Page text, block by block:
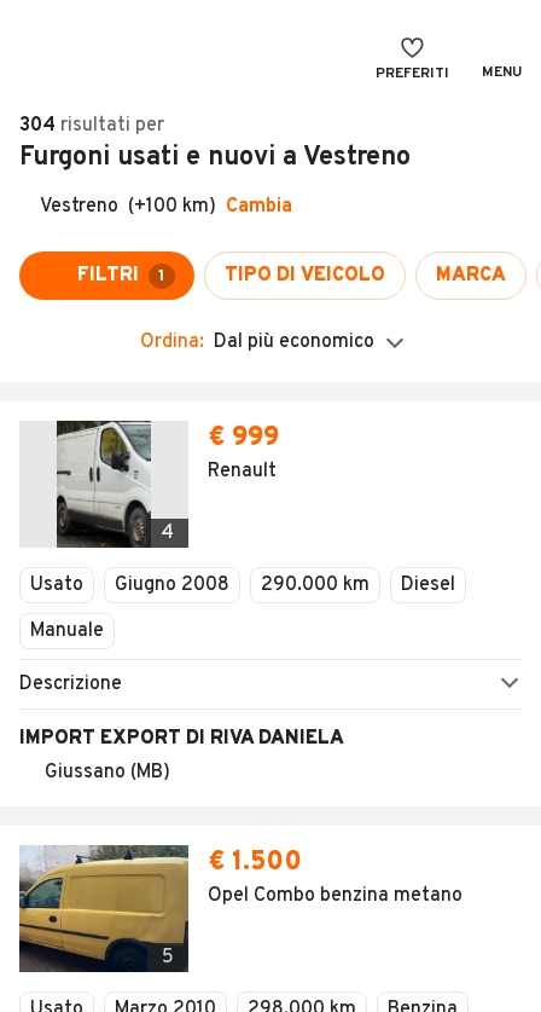
PREFERITI MENU
Auto
Auto usate
Auto Km 0
Auto Nuove
Noleggio a lungo termine
Camper
Veicoli Commerciali
Concessionari
VENDI
MAGAZINE
ACCEDI
304 risultati per
Furgoni usati e nuovi a Vestreno
Vestreno (+100 km) Cambia
FILTRI 1 TIPO DI VEICOLO MARCA
Ordina: Dal più economico